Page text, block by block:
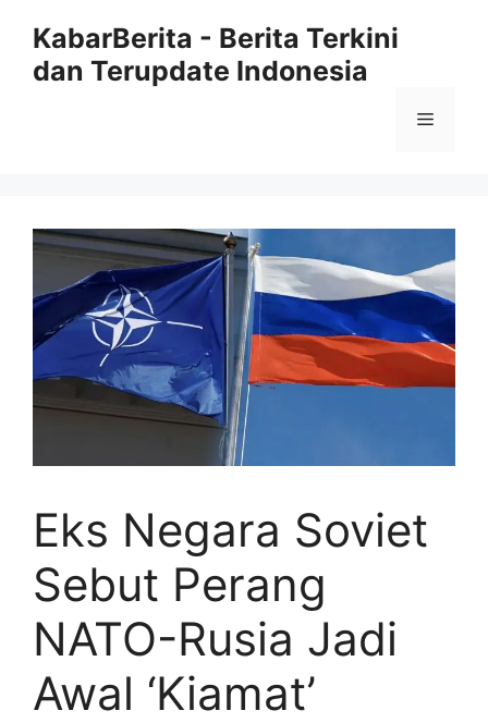
KabarBerita - Berita Terkini
dan Terupdate Indonesia
Menu
Eks Negara Soviet
Sebut Perang
NATO-Rusia Jadi
Awal ‘Kiamat’